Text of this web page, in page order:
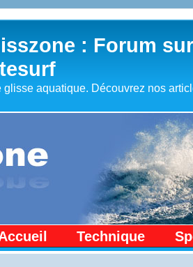
: Forum
aquatique. Découvrez nos
Technique